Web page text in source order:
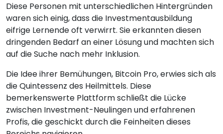
Diese Personen mit unterschiedlichen Hintergründen
waren sich einig, dass die Investmentausbildung
eifrige Lernende oft verwirrt. Sie erkannten diesen
dringenden Bedarf an einer Lösung und machten sich
auf die Suche nach mehr Inklusion.
Die Idee ihrer Bemühungen, Bitcoin Pro, erwies sich als
die Quintessenz des Heilmittels. Diese
bemerkenswerte Plattform schließt die Lücke
zwischen Investment-Neulingen und erfahrenen
Profis, die geschickt durch die Feinheiten dieses